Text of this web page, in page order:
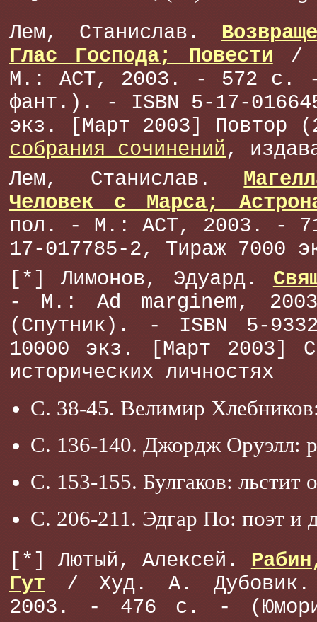
Лем, Станислав.
Глас Господа; Повести /
М.: АСТ, 2003. - 572 с. -
фант.). - ISBN 5-17-
экз. [Март 2003] Повтор
собрания сочинений,
Лем, Станислав.
Человек с Марса;
пол. - М.: АСТ, 2003. -
17-017785-2, Тираж 7000
[*] Лимонов, Эдуард.
- М.: Ad marginem,
(Спутник). - ISBN 5-
10000 экз. [Март 2003]
исторических личностях
С. 38-45. Велимир
С. 136-140. Джордж Оруэлл:
С. 153-155. Булгаков: льстит
С. 206-211. Эдгар По: поэт и
[*] Лютый, Алексей.
Гут / Худ. А.
2003. - 476 с. -